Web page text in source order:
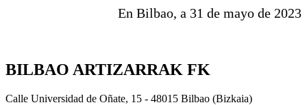
En Bilbao, a 31 de mayo de 2023
BILBAO ARTIZARRAK FK
Calle Universidad de Oñate, 15 - 48015 Bilbao (Bizkaia)